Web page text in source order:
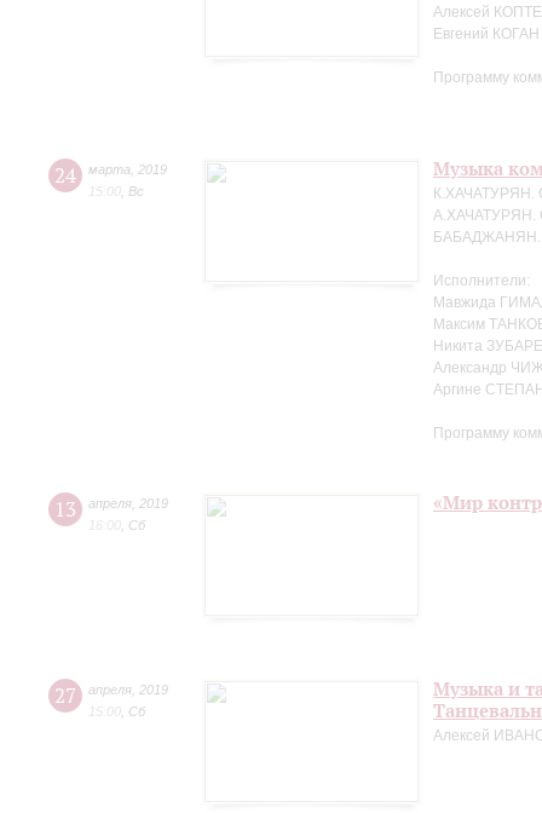
Алексей
Евгений
Программу
24 марта
2019
15:00 Вс
Музыка
К.ХАЧАТУРЯН.
А.ХАЧАТУРЯН.
БАБАДЖАНЯН.
Исполнители:
Мавжида
Максим
Никита
Александр
Аргине
Программу
13 апреля 2019
16:00 Сб
«Мир
27 апреля 2019
15:00 Сб
Музыка и
Алексей